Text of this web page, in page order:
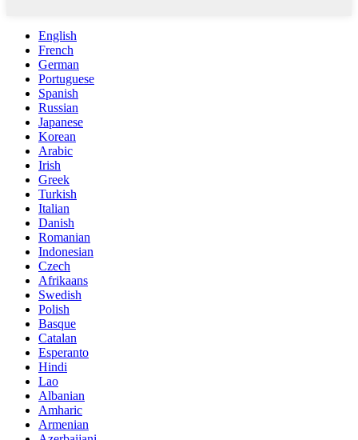
English
French
German
Portuguese
Spanish
Russian
Japanese
Korean
Arabic
Irish
Greek
Turkish
Italian
Danish
Romanian
Indonesian
Czech
Afrikaans
Swedish
Polish
Basque
Catalan
Esperanto
Hindi
Lao
Albanian
Amharic
Armenian